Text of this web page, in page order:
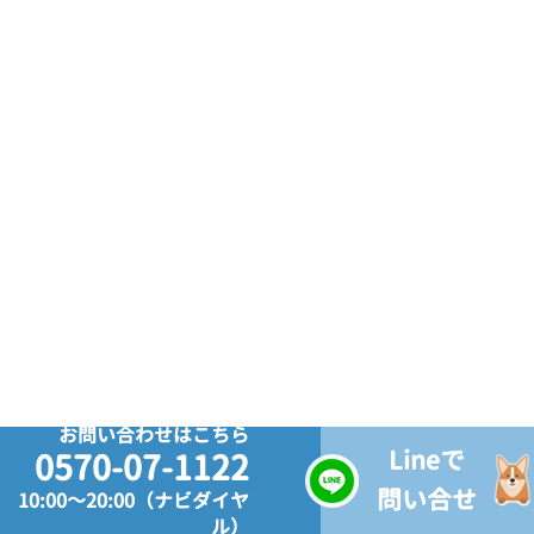
お問い合わせはこちら
0570-07-1122
10:00～20:00（ナビダイヤ
ル）
Lineで
問い合せ